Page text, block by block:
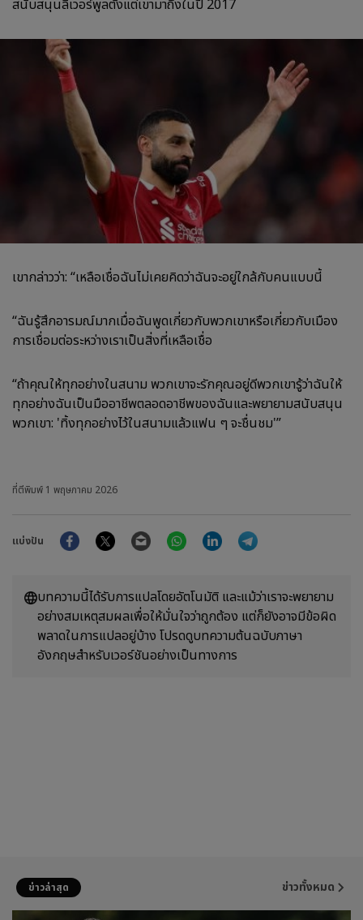
สนับสนุนลิเวอร์พูลตั้งแต่เขามาถึงในปี 2017
เขากล่าวว่า: “เหลือเชื่อฉันไม่เคยคิดว่าฉันจะอยู่ใกล้กับคนแบบนี้
“ฉันรู้สึกอารมณ์มากเมื่อฉันพูดเกี่ยวกับพวกเขาหรือเกี่ยวกับเมือง
การเชื่อมต่อระหว่างเราเป็นสิ่งที่เหลือเชื่อ
“ถ้าคุณให้ทุกอย่างในสนาม พวกเขาจะรักคุณอยู่ดีพวกเขารู้ว่าฉันให้
ทุกอย่างฉันเป็นมืออาชีพตลอดอาชีพของฉันและพยายามสนับสนุน
พวกเขา: 'ทิ้งทุกอย่างไว้ในสนามแล้วแฟน ๆ จะชื่นชม'”
ที่ตีพิมพ์ 1 พฤษภาคม 2026
แบ่งปัน
FacebookTwitter Email WhatsAppLinkedIn
บทความนี้ได้รับการแปลโดยอัตโนมัติ และแม้ว่าเราจะพยายาม
อย่างสมเหตุสมผลเพื่อให้มั่นใจว่าถูกต้อง แต่ก็ยังอาจมีข้อผิด
พลาดในการแปลอยู่บ้าง โปรดดูบทความต้นฉบับภาษา
อังกฤษสำหรับเวอร์ชันอย่างเป็นทางการ
ข่าวล่าสุด ข่าวทั้งหมด